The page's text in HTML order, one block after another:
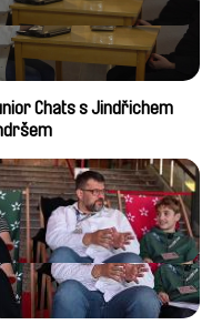
Chats s Jindřichem